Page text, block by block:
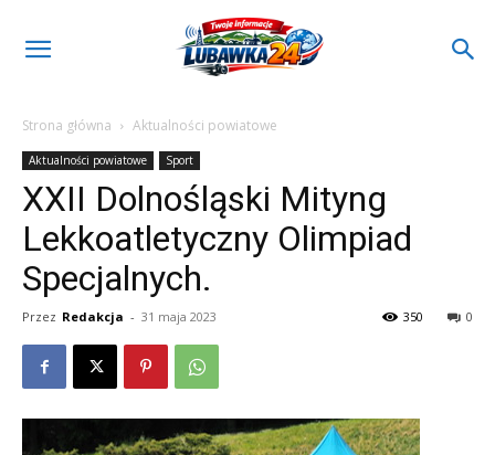
Strona główna Aktualności powiatowe
Aktualności powiatowe Sport
XXII Dolnośląski Mityng
Lekkoatletyczny Olimpiad
Specjalnych.
Przez Redakcja - 31 maja 2023 0
350